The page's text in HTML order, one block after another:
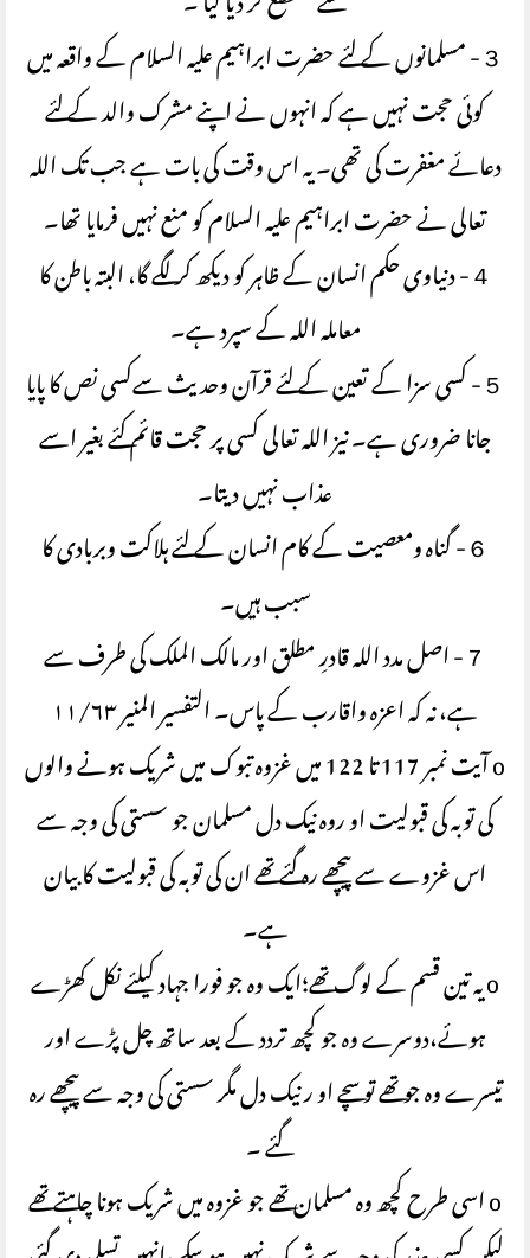
３- مسلمانوں کے لئے حضرت ابراہیم علیہ السلام کے واقعہ میں
کوئی حجت نہیں ہے کہ انہوں نے اپنے مشرک والد کے لئے
دعائے مغفرت کی تھی۔ یہ اس وقت کی بات ہے جب تک اللہ
تعالی نے حضرت ابراہیم علیہ السلام کو منع نہیں فرمایا تھا۔
４- دنیاوی حکم انسان کے ظاہر کو دیکھ کر لگے گا، البتہ باطن کا
معاملہ اللہ کے سپرد ہے۔
５- کسی سزا کے تعین کے لئے قرآن وحدیث سےکسی نص کا پایا
جانا ضروری ہے۔ نیز اللہ تعالی کسی پر حجت قائم کئے بغیر اسے
عذاب نہیں دیتا۔
６- گناہ ومعصیت کے کام انسان کے لئے ہلاکت وبربادی کا
سبب ہیں۔
７- اصل مدد اللہ قادرِ مطلق اور مالک الملک کی طرف سے
ہے، نہ کہ اعزہ واقارب کے پاس۔ التفسیر المنیر ۱۱/۶۳
o آیت نمبر 117 تا 122 میں غزوہ تبوک میں شریک ہونے والوں
کی توبہ کی قبولیت او روہ نیک دل مسلمان جو سستی کی وجہ سے
اس غزوے سے پیچھے رہ گئے تھے ان کی توبہ کی قبولیت کا بیان
ہے۔
o یہ تین قسم کے لوگ تھے؛ایک وہ جو فورا جہاد کیلئے نکل کھڑے
ہوئے،دوسرے وہ جو کچھ تردد کے بعد ساتھ چل پڑے اور
تیسرے وہ جو تھے تو سچے او ر نیک دل مگر سستی کی وجہ سے پیچھے رہ
گئے ۔
o اسی طرح کچھ وہ مسلمان تھے جو غزوہ میں شریک ہونا چاہتے تھے